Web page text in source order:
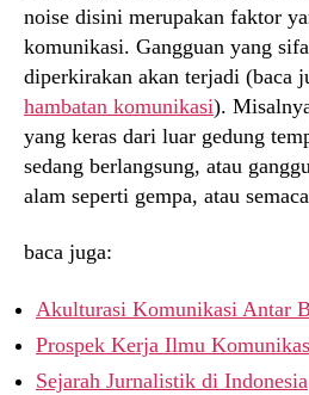
noise disini merupakan faktor
komunikasi. Gangguan yang
diperkirakan akan terjadi (baca
hambatan komunikasi).
yang keras dari luar gedung
sedang berlangsung, atau
alam seperti gempa, atau
baca juga:
Akulturasi Komunikasi Antar
Prospek Kerja Ilmu
Sejarah Jurnalistik di Indonesia